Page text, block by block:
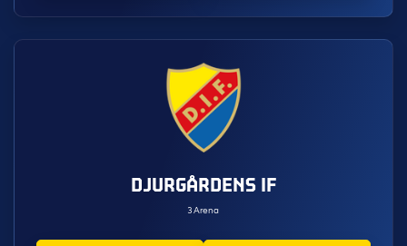
DJURGÅRDENS IF
3Arena